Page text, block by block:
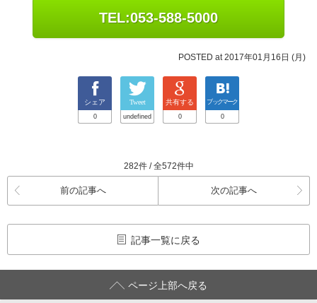
TEL:053-588-5000
POSTED at 2017年01月16日 (月)
シェア
0
Tweet
undefined
共有する
0
ブックマーク
0
282件 / 全572件中
前の記事へ 次の記事へ
記事一覧に戻る
ページ上部へ戻る